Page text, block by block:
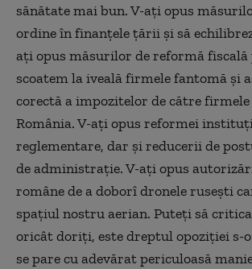
sănătate mai bun. V-aţi opus
ordine în finanţele ţării şi să
aţi opus măsurilor de reformă fiscală
scoatem la iveală firmele fantomă şi
corectă a impozitelor de către
România. V-aţi opus reformei
reglementare, dar şi reducerii de
de administraţie. V-aţi opus
române de a doborî dronele ruseşti
spaţiul nostru aerian. Puteţi să
oricât doriţi, este dreptul opoziţiei s-
se pare cu adevărat periculoasă